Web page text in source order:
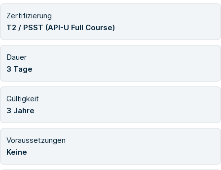
Zertifizierung
T2 / PSST (API-U Full Course)
Dauer
3 Tage
Gültigkeit
3 Jahre
Voraussetzungen
Keine